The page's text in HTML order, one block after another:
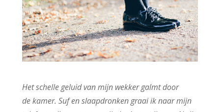
Het schelle geluid van mijn wekker galmt door
de kamer. Suf en slaapdronken graai ik naar mijn